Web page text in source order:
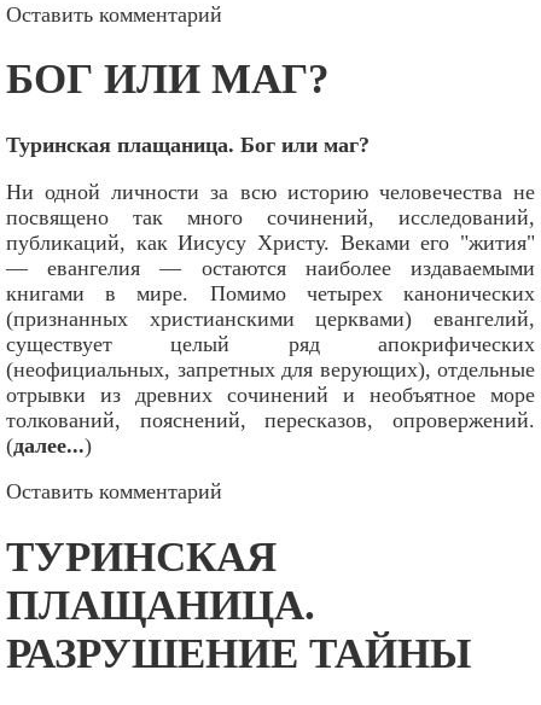
Оставить комментарий
БОГ ИЛИ МАГ?
Туринская плащаница. Бог или маг?
Ни одной личности за всю историю человечества не
посвящено так много сочинений, исследований,
публикаций, как Иисусу Христу. Веками его "жития"
— евангелия — остаются наиболее издаваемыми
книгами в мире. Помимо четырех канонических
(признанных христианскими церквами) евангелий,
существует целый ряд апокрифических
(неофициальных, запретных для верующих), отдельные
отрывки из древних сочинений и необъятное море
толкований, пояснений, пересказов, опровержений.
(далее...)
Оставить комментарий
ТУРИНСКАЯ
ПЛАЩАНИЦА.
РАЗРУШЕНИЕ ТАЙНЫ